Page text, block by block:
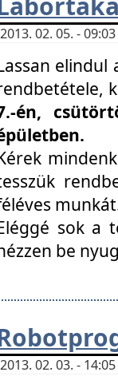
2013. 02. 05. -
elindul
én,
sok a
be
2013. 02. 03. -